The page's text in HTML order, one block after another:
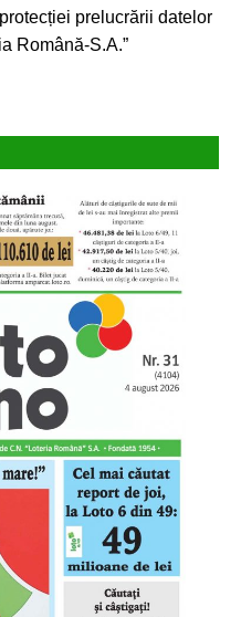
prelucrării datelor
Română-S.A.”